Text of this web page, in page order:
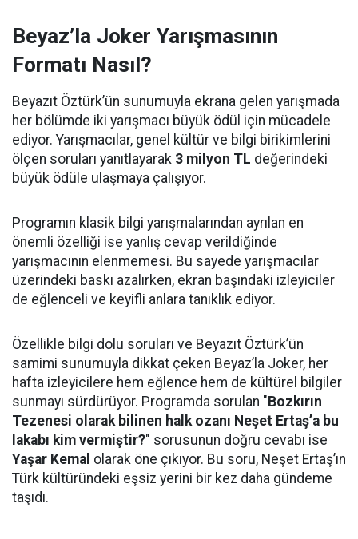
Beyaz’la Joker Yarışmasının
Formatı Nasıl?
Beyazıt Öztürk’ün sunumuyla ekrana gelen yarışmada
her bölümde iki yarışmacı büyük ödül için mücadele
ediyor. Yarışmacılar, genel kültür ve bilgi birikimlerini
ölçen soruları yanıtlayarak 3 milyon TL değerindeki
büyük ödüle ulaşmaya çalışıyor.
Programın klasik bilgi yarışmalarından ayrılan en
önemli özelliği ise yanlış cevap verildiğinde
yarışmacının elenmemesi. Bu sayede yarışmacılar
üzerindeki baskı azalırken, ekran başındaki izleyiciler
de eğlenceli ve keyifli anlara tanıklık ediyor.
Özellikle bilgi dolu soruları ve Beyazıt Öztürk’ün
samimi sunumuyla dikkat çeken Beyaz’la Joker, her
hafta izleyicilere hem eğlence hem de kültürel bilgiler
sunmayı sürdürüyor. Programda sorulan " Bozkırın
Tezenesi olarak bilinen halk ozanı Neşet Ertaş’a bu
lakabı kim vermiştir?" sorusunun doğru cevabı ise
Yaşar Kemal olarak öne çıkıyor. Bu soru, Neşet Ertaş’ın
Türk kültüründeki eşsiz yerini bir kez daha gündeme
taşıdı.